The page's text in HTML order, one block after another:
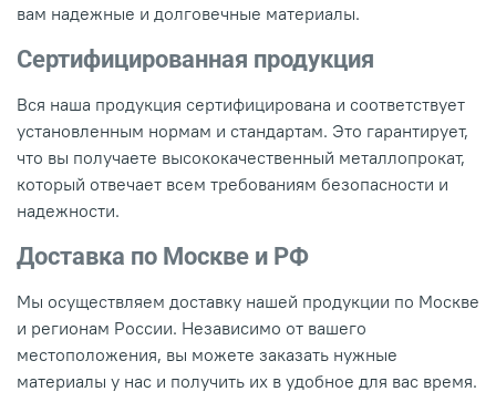
вам надежные и долговечные материалы.
Сертифицированная продукция
Вся наша продукция сертифицирована и соответствует
установленным нормам и стандартам. Это гарантирует,
что вы получаете высококачественный металлопрокат,
который отвечает всем требованиям безопасности и
надежности.
Доставка по Москве и РФ
Мы осуществляем доставку нашей продукции по Москве
и регионам России. Независимо от вашего
местоположения, вы можете заказать нужные
материалы у нас и получить их в удобное для вас время.